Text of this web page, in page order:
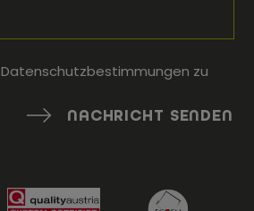
Datenschutzbestimmungen zu
NACHRICHT SENDEN